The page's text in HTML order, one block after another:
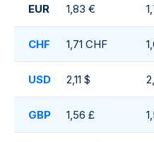
EUR 1,83 €
CHF 1,71 CHF
USD 2,11 $
GBP 1,56 £